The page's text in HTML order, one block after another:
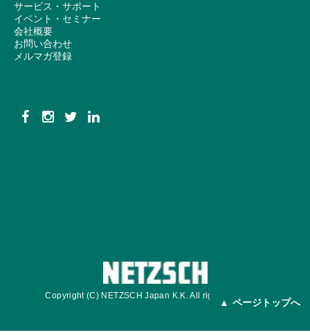
ページトップへ
サービス・サポート
イベント・セミナー
会社概要
お問い合わせ
メルマガ登録
Copyright (C) NETZSCH Japan K.K. All rights reserved.